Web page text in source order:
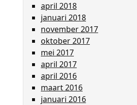
april 2018
januari 2018
november 2017
oktober 2017
mei 2017
april 2017
april 2016
maart 2016
januari 2016